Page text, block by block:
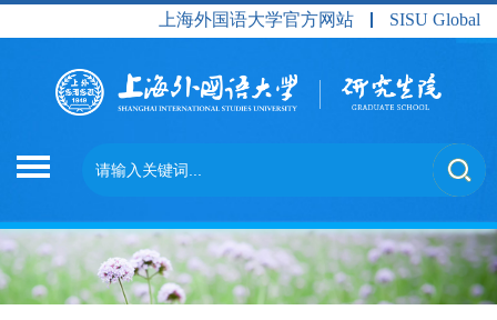
上海外国语大学官方网站 SISU Global